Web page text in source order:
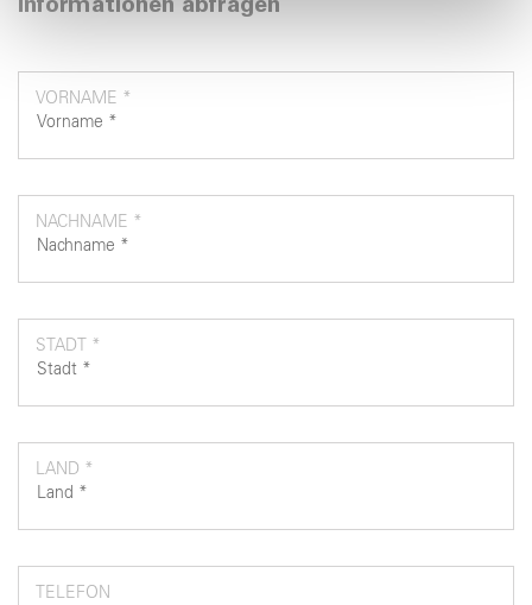
pubblicità e social media, i quali potrebbero combinarle
raccolto dal suo utilizzo dei loro servizi.
Informationen abfragen
VORNAME *
NACHNAME *
STADT *
LAND *
TELEFON